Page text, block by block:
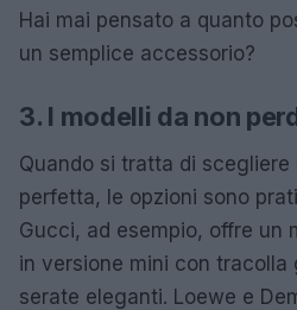
Hai mai pensato a quanto
un semplice accessorio?
3. I modelli da non
Quando si tratta di scegliere
perfetta, le opzioni sono
Gucci, ad esempio, offre un
in versione mini con tracolla
serate eleganti. Loewe e